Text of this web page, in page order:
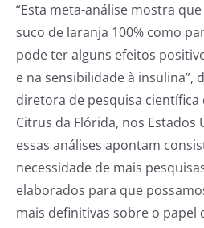
“Esta meta-análise mostra
suco de laranja 100% como
pode ter alguns efeitos
e na sensibilidade à insulina”,
diretora de pesquisa
Citrus da Flórida, nos Estados
essas análises apontam
necessidade de mais
elaborados para que
mais definitivas sobre o papel